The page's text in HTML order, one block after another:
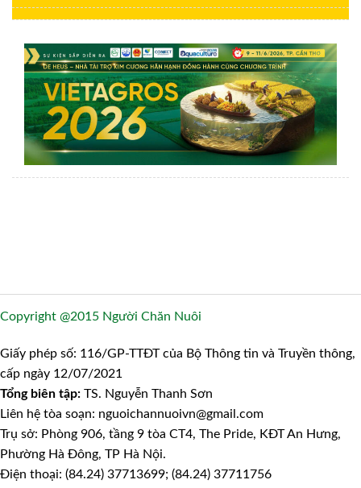
Copyright @2015 Người Chăn Nuôi
Giấy phép số: 116/GP-TTĐT của Bộ Thông tin và Truyền thông,
cấp ngày 12/07/2021
Tổng biên tập: TS. Nguyễn Thanh Sơn
Liên hệ tòa soạn: nguoichannuoivn@gmail.com
Trụ sở: Phòng 906, tầng 9 tòa CT4, The Pride, KĐT An Hưng,
Phường Hà Đông, TP Hà Nội.
Điện thoại: (84.24) 37713699; (84.24) 37711756